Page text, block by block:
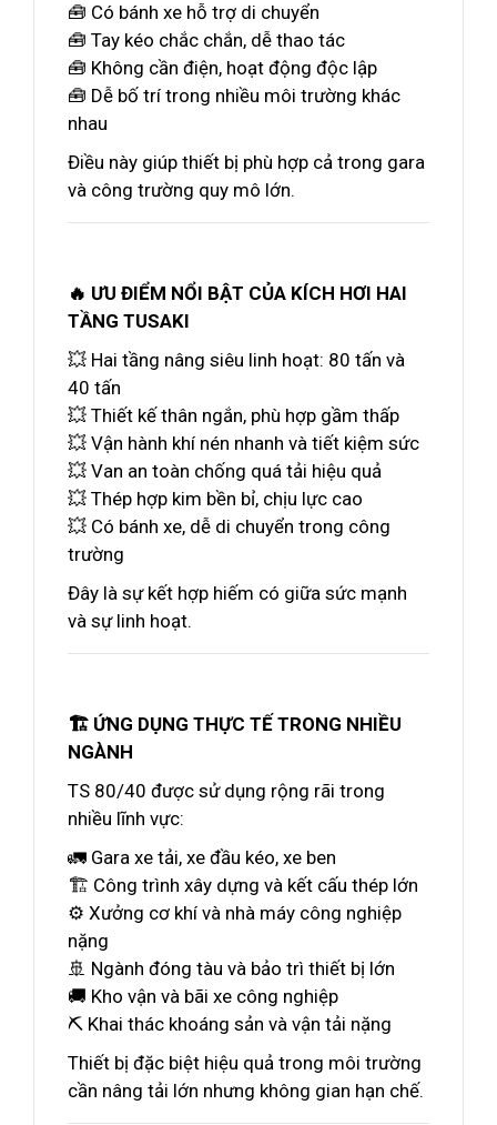
🧰 Có bánh xe hỗ trợ di chuyển
🧰 Tay kéo chắc chắn, dễ thao tác
🧰 Không cần điện, hoạt động độc lập
🧰 Dễ bố trí trong nhiều môi trường khác
nhau
Điều này giúp thiết bị phù hợp cả trong gara
và công trường quy mô lớn.
🔥 ƯU ĐIỂM NỔI BẬT CỦA KÍCH HƠI HAI
TẦNG TUSAKI
💥 Hai tầng nâng siêu linh hoạt: 80 tấn và
40 tấn
💥 Thiết kế thân ngắn, phù hợp gầm thấp
💥 Vận hành khí nén nhanh và tiết kiệm sức
💥 Van an toàn chống quá tải hiệu quả
💥 Thép hợp kim bền bỉ, chịu lực cao
💥 Có bánh xe, dễ di chuyển trong công
trường
Đây là sự kết hợp hiếm có giữa sức mạnh
và sự linh hoạt.
🏗️ ỨNG DỤNG THỰC TẾ TRONG NHIỀU
NGÀNH
TS 80/40 được sử dụng rộng rãi trong
nhiều lĩnh vực:
🚛 Gara xe tải, xe đầu kéo, xe ben
🏗️ Công trình xây dựng và kết cấu thép lớn
⚙️ Xưởng cơ khí và nhà máy công nghiệp
nặng
🚢 Ngành đóng tàu và bảo trì thiết bị lớn
🚚 Kho vận và bãi xe công nghiệp
⛏️ Khai thác khoáng sản và vận tải nặng
Thiết bị đặc biệt hiệu quả trong môi trường
cần nâng tải lớn nhưng không gian hạn chế.